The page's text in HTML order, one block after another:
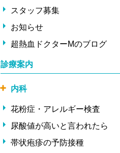
スタッフ募集
お知らせ
超熱血ドクターMのブログ
診療案内
内科
花粉症・アレルギー検査
尿酸値が高いと言われたら
帯状疱疹の予防接種